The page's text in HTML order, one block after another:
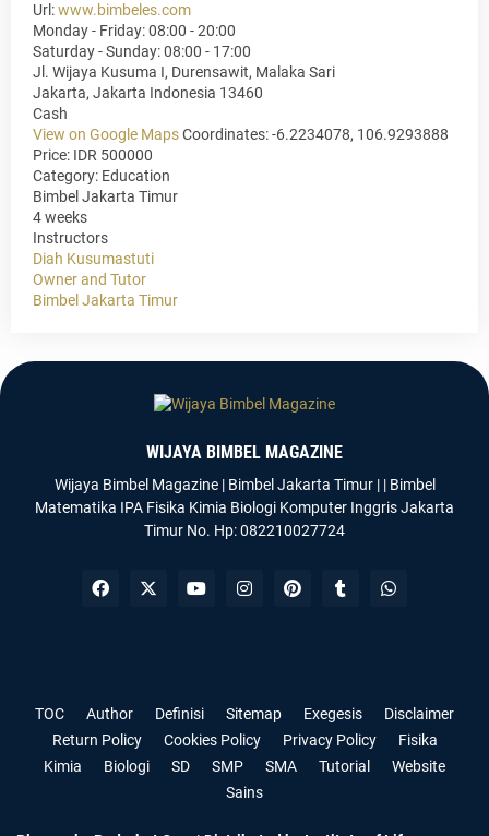
Url:www.bimbeles.com
Monday - Friday: 08:00 - 20:00
Saturday - Sunday: 08:00 - 17:00
Jl. Wijaya Kusuma I, Durensawit, Malaka Sari
Jakarta, Jakarta Indonesia 13460
Cash
View on Google MapsCoordinates: -6.2234078, 106.9293888
Price: IDR 500000
Category: Education
Bimbel Jakarta Timur
4 weeks
Instructors
Diah Kusumastuti
Owner and Tutor
Bimbel Jakarta Timur
WIJAYA BIMBEL MAGAZINE
Wijaya Bimbel Magazine | Bimbel Jakarta Timur | | Bimbel
Matematika IPA Fisika Kimia Biologi Komputer Inggris Jakarta
Timur No. Hp: 082210027724
TOC Author Definisi Sitemap Exegesis
Disclaimer
Return Policy
Cookies Policy Privacy Policy
Fisika
Kimia
Biologi SD SMP SMA Tutorial
Website
Sains